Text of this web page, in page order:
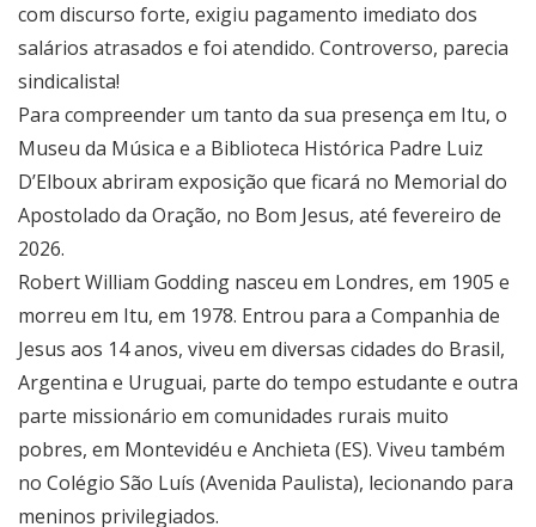
com discurso forte, exigiu pagamento imediato dos
salários atrasados e foi atendido. Controverso, parecia
sindicalista!
Para compreender um tanto da sua presença em Itu, o
Museu da Música e a Biblioteca Histórica Padre Luiz
D’Elboux abriram exposição que ficará no Memorial do
Apostolado da Oração, no Bom Jesus, até fevereiro de
2026.
Robert William Godding nasceu em Londres, em 1905 e
morreu em Itu, em 1978. Entrou para a Companhia de
Jesus aos 14 anos, viveu em diversas cidades do Brasil,
Argentina e Uruguai, parte do tempo estudante e outra
parte missionário em comunidades rurais muito
pobres, em Montevidéu e Anchieta (ES). Viveu também
no Colégio São Luís (Avenida Paulista), lecionando para
meninos privilegiados.